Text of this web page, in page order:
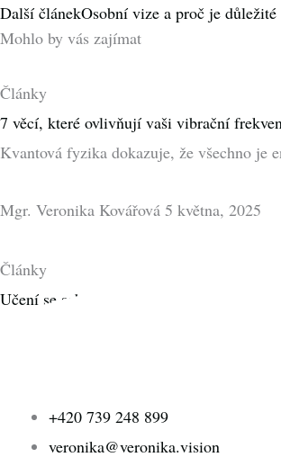
Další článekOsobní vize a proč je
Mohlo by vás zajímat
Články
7 věcí, které ovlivňují vaši vibrační
Kvantová fyzika dokazuje, že všechno je
Mgr. Veronika Kovářová 5 května, 2025
Články
Učení se sebelásce
Naučit se sebelásce chce čas. Toto
+420 739 248 899
veronika@veronika.vision